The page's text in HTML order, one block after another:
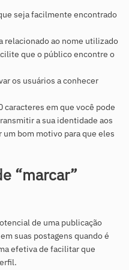
seja facilmente encontrado
relacionado ao nome utilizado
que o público encontre o
os usuários a conhecer
caracteres em que você pode
a sua identidade aos
bom motivo para que eles
“marcar”
de uma publicação
suas postagens quando é
efetiva de facilitar que